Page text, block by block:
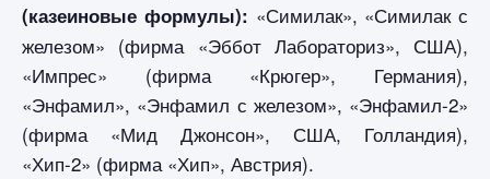
(казеиновые формулы): «Симилак», «Симилак с
железом» (фирма «Эббот Лабораториз», США),
«Импрес» (фирма «Крюгер», Германия),
«Энфамил», «Энфамил с железом», «Энфамил-2»
(фирма «Мид Джонсон», США, Голландия),
«Хип-2» (фирма «Хип», Австрия).